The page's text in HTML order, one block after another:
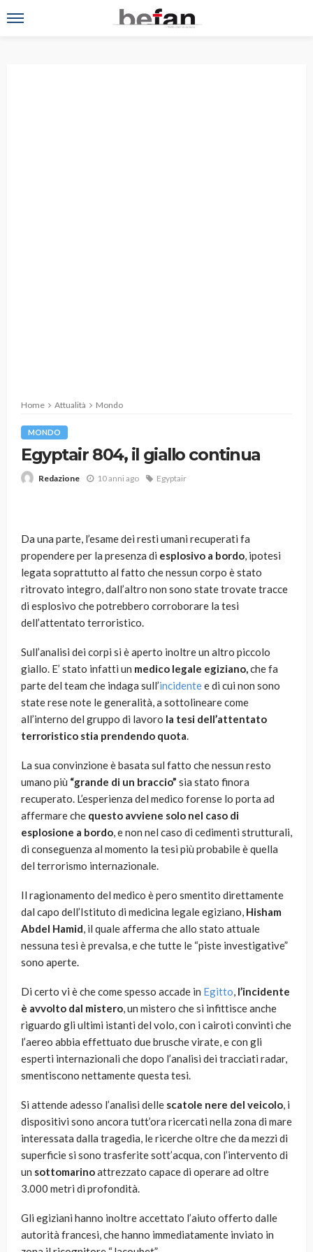
Home Attualità Mondo
MONDO
Egyptair 804, il giallo continua
Redazione 10 anni ago Egyptair
Da una parte, l’esame dei resti umani recuperati fa
propendere per la presenza di esplosivo a bordo, ipotesi
legata soprattutto al fatto che nessun corpo è stato
ritrovato integro, dall’altro non sono state trovate tracce
di esplosivo che potrebbero corroborare la tesi
dell’attentato terroristico.
Sull’analisi dei corpi si è aperto inoltre un altro piccolo
giallo. E’ stato infatti un medico legale egiziano,che fa
parte del team che indaga sull’incidentee di cui non sono
state rese note le generalità, a sottolineare come
all’interno del gruppo di lavoro la tesi dell’attentato
terroristico stia prendendo quota.
La sua convinzione è basata sul fatto che nessun resto
umano più “grande di un braccio” sia stato finora
recuperato. L’esperienza del medico forense lo porta ad
affermare che questo avviene solo nel caso di
esplosione a bordo, e non nel caso di cedimenti strutturali,
di conseguenza al momento la tesi più probabile è quella
del terrorismo internazionale.
Il ragionamento del medico è pero smentito direttamente
dal capo dell’Istituto di medicina legale egiziano, Hisham
Abdel Hamid, il quale afferma che allo stato attuale
nessuna tesi è prevalsa, e che tutte le “piste investigative”
sono aperte.
Di certo vi è che come spesso accade in Egitto, l’incidente
è avvolto dal mistero, un mistero che si infittisce anche
riguardo gli ultimi istanti del volo, con i cairoti convinti che
l’aereo abbia effettuato due brusche virate, e con gli
esperti internazionali che dopo l’analisi dei tracciati radar,
smentiscono nettamente questa tesi.
Si attende adesso l’analisi delle scatole nere del veicolo, i
dispositivi sono ancora tutt’ora ricercati nella zona di mare
interessata dalla tragedia, le ricerche oltre che da mezzi di
superficie si sono trasferite sott’acqua, con l’intervento di
un sottomarinoattrezzato capace di operare ad oltre
3.000 metri di profondità.
Gli egiziani hanno inoltre accettato l’aiuto offerto dalle
autorità francesi, che hanno immediatamente inviato in